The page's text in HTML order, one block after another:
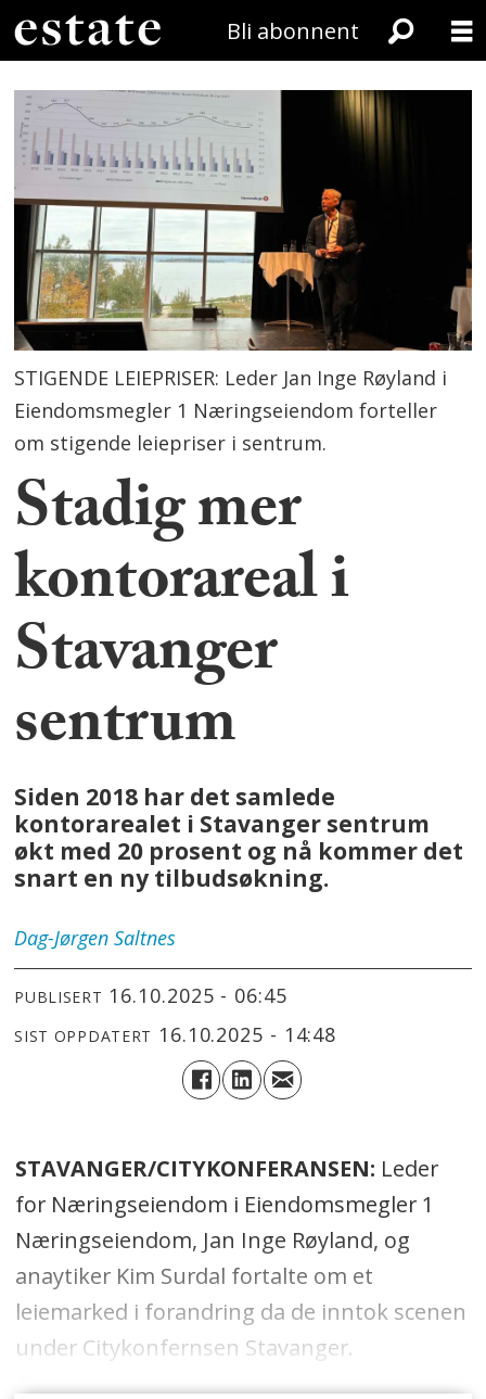
Bli abonnent
STIGENDE LEIEPRISER: Leder Jan Inge Røyland i
Eiendomsmegler 1 Næringseiendom forteller
om stigende leiepriser i sentrum.
Stadig mer
kontorareal i
Stavanger
sentrum
Siden 2018 har det samlede
kontorarealet i Stavanger sentrum
økt med 20 prosent og nå kommer det
snart en ny tilbudsøkning.
Dag-Jørgen Saltnes
PUBLISERT 16.10.2025 - 06:45
SIST OPPDATERT 16.10.2025 - 14:48
STAVANGER/CITYKONFERANSEN: Leder
for Næringseiendom i Eiendomsmegler 1
Næringseiendom, Jan Inge Røyland, og
anaytiker Kim Surdal fortalte om et
leiemarked i forandring da de inntok scenen
under Citykonfernsen Stavanger.